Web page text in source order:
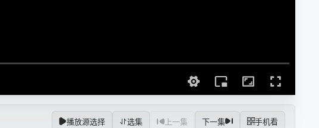
播放源选择 选集 上一集 下一集 手机看